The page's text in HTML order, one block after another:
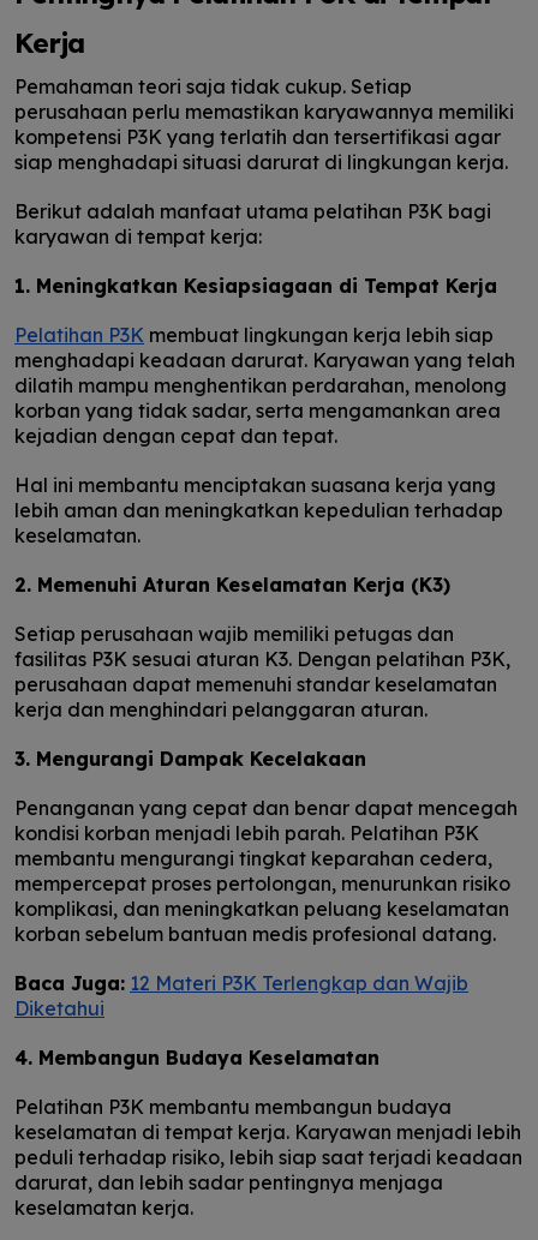
Kerja
Pemahaman teori saja tidak cukup. Setiap
perusahaan perlu memastikan karyawannya memiliki
kompetensi P3K yang terlatih dan tersertifikasi agar
siap menghadapi situasi darurat di lingkungan kerja.
Berikut adalah manfaat utama pelatihan P3K bagi
karyawan di tempat kerja:
1. Meningkatkan Kesiapsiagaan di Tempat Kerja
Pelatihan P3K membuat lingkungan kerja lebih siap
menghadapi keadaan darurat. Karyawan yang telah
dilatih mampu menghentikan perdarahan, menolong
korban yang tidak sadar, serta mengamankan area
kejadian dengan cepat dan tepat.
Hal ini membantu menciptakan suasana kerja yang
lebih aman dan meningkatkan kepedulian terhadap
keselamatan.
2. Memenuhi Aturan Keselamatan Kerja (K3)
Setiap perusahaan wajib memiliki petugas dan
fasilitas P3K sesuai aturan K3. Dengan pelatihan P3K,
perusahaan dapat memenuhi standar keselamatan
kerja dan menghindari pelanggaran aturan.
3. Mengurangi Dampak Kecelakaan
Penanganan yang cepat dan benar dapat mencegah
kondisi korban menjadi lebih parah. Pelatihan P3K
membantu mengurangi tingkat keparahan cedera,
mempercepat proses pertolongan, menurunkan risiko
komplikasi, dan meningkatkan peluang keselamatan
korban sebelum bantuan medis profesional datang.
Baca Juga: 12 Materi P3K Terlengkap dan Wajib
Diketahui
4. Membangun Budaya Keselamatan
Pelatihan P3K membantu membangun budaya
keselamatan di tempat kerja. Karyawan menjadi lebih
peduli terhadap risiko, lebih siap saat terjadi keadaan
darurat, dan lebih sadar pentingnya menjaga
keselamatan kerja.